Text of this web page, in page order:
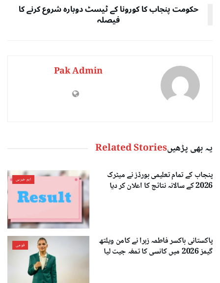
حکومت پنجاب کا کورونا کے ٹیسٹ دوبارہ شروع کرنے کا
فیصلہ
Pak Admin
یہ بھی پڑھیںRelated Stories
اہم خبریں
پنجاب کے تمام تعلیمی بورڈز نے میٹرک
2026 کے سالانہ نتائج کا اعلان کر دیا
قومی
پاکستانی باکسر فاطمہ زہرا نے کامن ویلتھ
گیمز 2026 میں کانسی کا تمغہ جیت لیا